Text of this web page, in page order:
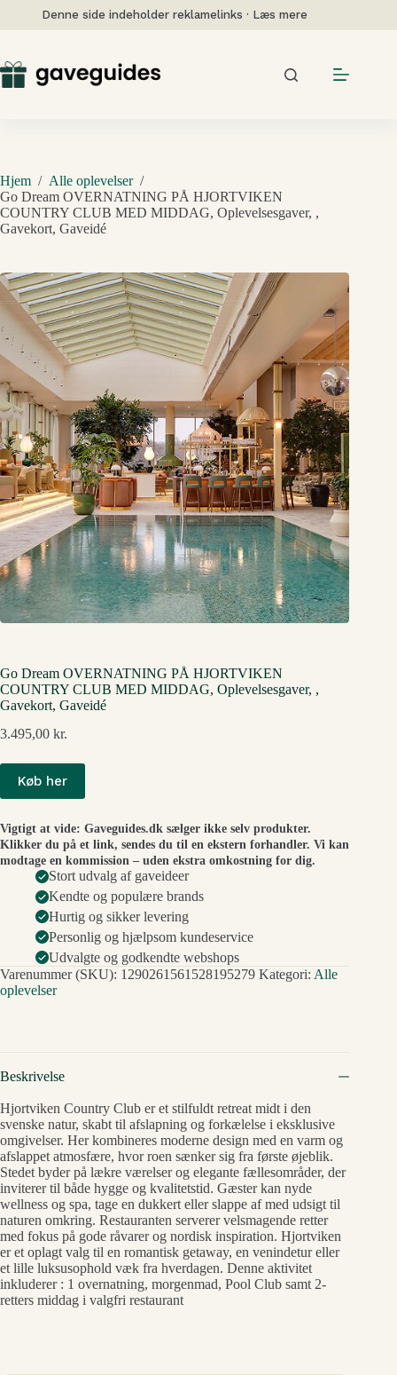
Denne side indeholder reklamelinks · Læs mere
Hjem / Alle oplevelser /
Go Dream OVERNATNING PÅ HJORTVIKEN
COUNTRY CLUB MED MIDDAG, Oplevelsesgaver, ,
Gavekort, Gaveidé
Go Dream OVERNATNING PÅ HJORTVIKEN
COUNTRY CLUB MED MIDDAG, Oplevelsesgaver, ,
Gavekort, Gaveidé
3.495,00 kr.
Køb her
Vigtigt at vide: Gaveguides.dk sælger ikke selv produkter.
Klikker du på et link, sendes du til en ekstern forhandler. Vi kan
modtage en kommission – uden ekstra omkostning for dig.
Stort udvalg af gaveideer
Kendte og populære brands
Hurtig og sikker levering
Personlig og hjælpsom kundeservice
Udvalgte og godkendte webshops
Varenummer (SKU): 1290261561528195279 Kategori: Alle
oplevelser
Beskrivelse
Hjortviken Country Club er et stilfuldt retreat midt i den
svenske natur, skabt til afslapning og forkælelse i eksklusive
omgivelser. Her kombineres moderne design med en varm og
afslappet atmosfære, hvor roen sænker sig fra første øjeblik.
Stedet byder på lækre værelser og elegante fællesområder, der
inviterer til både hygge og kvalitetstid. Gæster kan nyde
wellness og spa, tage en dukkert eller slappe af med udsigt til
naturen omkring. Restauranten serverer velsmagende retter
med fokus på gode råvarer og nordisk inspiration. Hjortviken
er et oplagt valg til en romantisk getaway, en venindetur eller
et lille luksusophold væk fra hverdagen. Denne aktivitet
inkluderer : 1 overnatning, morgenmad, Pool Club samt 2-
retters middag i valgfri restaurant